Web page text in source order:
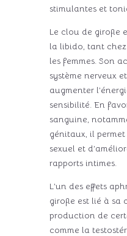
stimulantes et
Le clou de girofle
la libido, tant
les femmes. Son
système nerveux
augmenter
sensibilité. En
sanguine,
génitaux, il
sexuel et
rapports intimes.
L’un des effets
girofle est lié à sa
production de
comme la